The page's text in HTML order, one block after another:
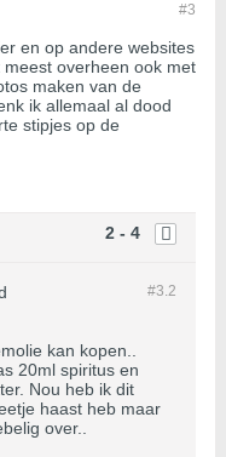
#3
en op andere websites
overheen ook met
maken van de
ik allemaal al dood
stipjes op de
2 - 4
#3.2
kan kopen..
20ml spiritus en
Nou heb ik dit
haast heb maar
over..